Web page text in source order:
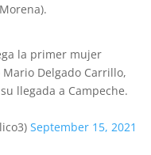
la primer mujer
Delgado Carrillo,
llegada a Campeche.
September 15, 2021